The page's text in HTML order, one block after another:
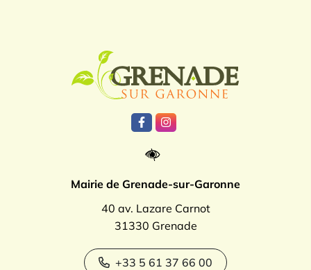
Lien vers le compte Facebook
Lien vers le compte
Mairie de Grenade-sur-Garonne
40 av. Lazare Carnot
31330 Grenade
+33 5 61 37 66 00